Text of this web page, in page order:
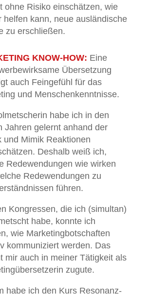
ohne Risiko einschätzen, wie
helfen kann, neue ausländische
zu erschließen.
KNOW-HOW: Eine
Übersetzung
auch Feingefühl für das
und Menschenkenntnisse.
habe ich in den
Jahren gelernt anhand der
und Mimik Reaktionen
Deshalb weiß ich,
Redewendungen wie wirken
Redewendungen zu
führen.
Kongressen, die ich (simultan)
habe, konnte ich
wie Marketingbotschaften
kommuniziert werden. Das
mir auch in meiner Tätigkeit als
zugute.
habe ich den Kurs Resonanz-